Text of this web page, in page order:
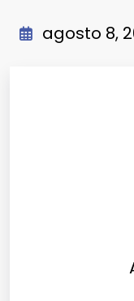
para
agosto 8,